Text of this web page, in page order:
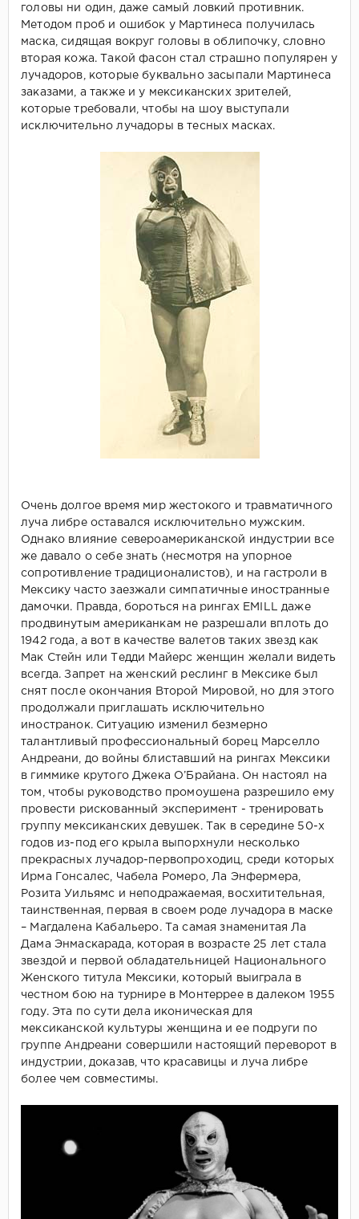
головы ни один, даже самый ловкий противник.
Методом проб и ошибок у Мартинеса получилась
маска, сидящая вокруг головы в облипочку, словно
вторая кожа. Такой фасон стал страшно популярен у
лучадоров, которые буквально засыпали Мартинеса
заказами, а также и у мексиканских зрителей,
которые требовали, чтобы на шоу выступали
исключительно лучадоры в тесных масках.
Очень долгое время мир жестокого и травматичного
луча либре оставался исключительно мужским.
Однако влияние североамериканской индустрии все
же давало о себе знать (несмотря на упорное
сопротивление традиционалистов), и на гастроли в
Мексику часто заезжали симпатичные иностранные
дамочки. Правда, бороться на рингах EMILL даже
продвинутым американкам не разрешали вплоть до
1942 года, а вот в качестве валетов таких звезд как
Мак Стейн или Тедди Майерс женщин желали видеть
всегда. Запрет на женский реслинг в Мексике был
снят после окончания Второй Мировой, но для этого
продолжали приглашать исключительно
иностранок. Ситуацию изменил безмерно
талантливый профессиональный борец Марселло
Андреани, до войны блиставший на рингах Мексики
в гиммике крутого Джека О’Брайана. Он настоял на
том, чтобы руководство промоушена разрешило ему
провести рискованный эксперимент - тренировать
группу мексиканских девушек. Так в середине 50-х
годов из-под его крыла выпорхнули несколько
прекрасных лучадор-первопроходиц, среди которых
Ирма Гонсалес, Чабела Ромеро, Ла Энфермера,
Розита Уильямс и неподражаемая, восхитительная,
таинственная, первая в своем роде лучадора в маске
– Магдалена Кабальеро. Та самая знаменитая Ла
Дама Энмаскарада, которая в возрасте 25 лет стала
звездой и первой обладательницей Национального
Женского титула Мексики, который выиграла в
честном бою на турнире в Монтеррее в далеком 1955
году. Эта по сути дела иконическая для
мексиканской культуры женщина и ее подруги по
группе Андреани совершили настоящий переворот в
индустрии, доказав, что красавицы и луча либре
более чем совместимы.